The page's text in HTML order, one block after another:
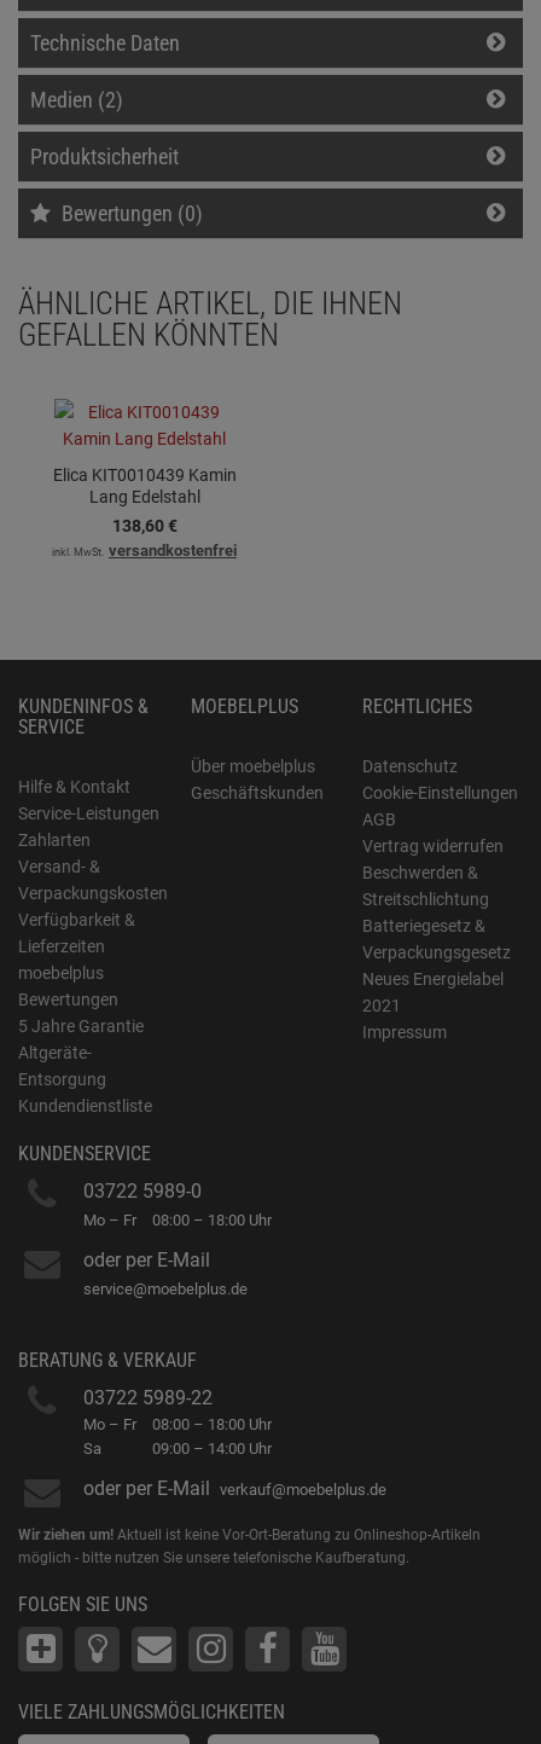
Technische Daten
Medien (2)
Produktsicherheit
Bewertungen (0)
ÄHNLICHE ARTIKEL, DIE IHNEN
GEFALLEN KÖNNTEN
Elica KIT0010439 Kamin
Lang Edelstahl
138,60 €
inkl. MwSt. versandkostenfrei
KUNDENINFOS &
SERVICE
Hilfe & Kontakt
Service-Leistungen
Zahlarten
Versand- &
Verpackungskosten
Verfügbarkeit &
Lieferzeiten
moebelplus
Bewertungen
5 Jahre Garantie
Altgeräte-
Entsorgung
Kundendienstliste
MOEBELPLUS
Über moebelplus
Geschäftskunden
RECHTLICHES
Datenschutz
Cookie-Einstellungen
AGB
Vertrag widerrufen
Beschwerden &
Streitschlichtung
Batteriegesetz &
Verpackungsgesetz
Neues Energielabel
2021
Impressum
KUNDENSERVICE
03722 5989-0
Mo – Fr 08:00 – 18:00 Uhr
oder per E-Mail
service@moebelplus.de
BERATUNG & VERKAUF
03722 5989-22
Mo – Fr
Sa
08:00 – 18:00 Uhr
09:00 – 14:00 Uhr
oder per E-Mail verkauf@moebelplus.de
Wir ziehen um! Aktuell ist keine Vor-Ort-Beratung zu Onlineshop-Artikeln
möglich - bitte nutzen Sie unsere telefonische Kaufberatung.
FOLGEN SIE UNS
VIELE ZAHLUNGSMÖGLICHKEITEN